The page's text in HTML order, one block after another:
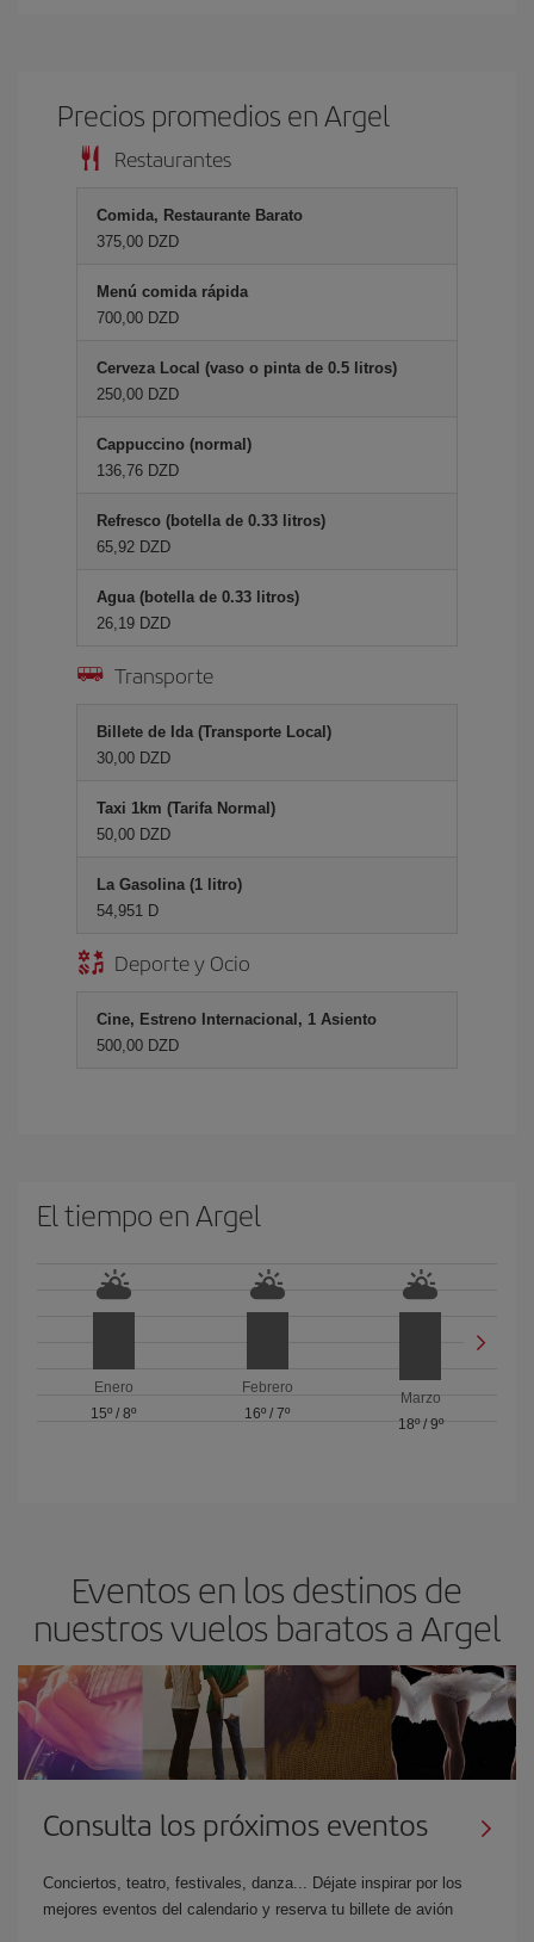
Precios promedios en Argel
Restaurantes
Comida, Restaurante Barato
375,00 DZD
Menú comida rápida
700,00 DZD
Cerveza Local (vaso o pinta de 0.5 litros)
250,00 DZD
Cappuccino (normal)
136,76 DZD
Refresco (botella de 0.33 litros)
65,92 DZD
Agua (botella de 0.33 litros)
26,19 DZD
Transporte
Billete de Ida (Transporte Local)
30,00 DZD
Taxi 1km (Tarifa Normal)
50,00 DZD
La Gasolina (1 litro)
54,951 D
Deporte y Ocio
Cine, Estreno Internacional, 1 Asiento
500,00 DZD
El tiempo en Argel
Enero
15º /8º
Febrero
16º / 7º
Marzo
18º/ 9º
Eventos en los destinos de
nuestros vuelos baratos a Argel
Consulta los próximos eventos
Conciertos, teatro, festivales, danza... Déjate inspirar por los
mejores eventos del calendario y reserva tu billete de avión